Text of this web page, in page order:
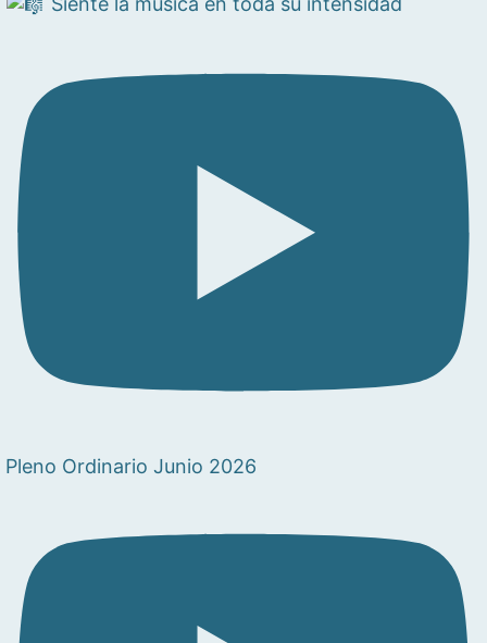
Pleno Ordinario Junio 2026